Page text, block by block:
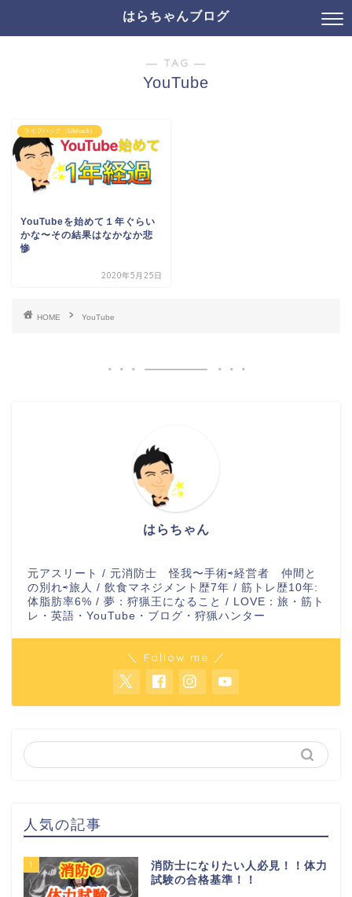
はらちゃんブログ
― TAG ―
YouTube
ライフハック（Lifehack）
YouTubeを始めて１年ぐらい
かな〜その結果はなかなか悲
惨
2020年5月25日
HOME YouTube
はらちゃん
元アスリート / 元消防士 怪我〜手術⇨経営者 仲間と
の別れ⇨旅人 / 飲食マネジメント歴7年 / 筋トレ歴10年:
体脂肪率6% / 夢：狩猟王になること / LOVE：旅・筋ト
レ・英語・YouTube・ブログ・狩猟ハンター
＼ Follow me ／
人気の記事
1
消防士になりたい人必見！！体力
試験の合格基準！！